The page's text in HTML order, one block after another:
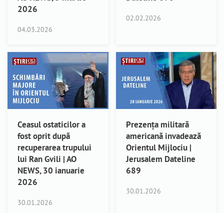
2026
04.03.2026
02.02.2026
Ceasul ostaticilor a
fost oprit după
recuperarea trupului
lui Ran Gvili | AO
NEWS, 30 ianuarie
2026
30.01.2026
Prezența militară
americană invadează
Orientul Mijlociu |
Jerusalem Dateline
689
30.01.2026